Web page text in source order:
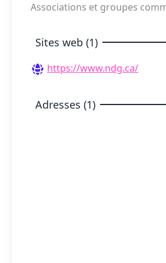
Associations et groupes
Sites web (1)
https://www.ndg.ca/
Adresses (1)